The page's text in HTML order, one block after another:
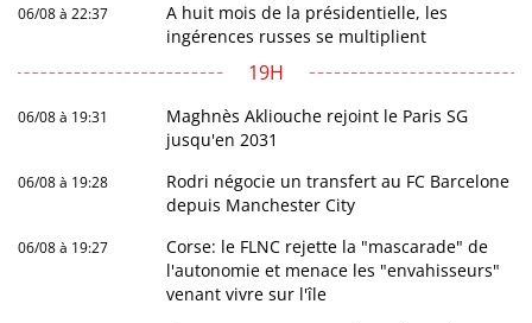
06/08 à 22:37
A huit mois de la présidentielle, les
ingérences russes se multiplient
19H
06/08 à 19:31
Maghnès Akliouche rejoint le Paris SG
jusqu'en 2031
06/08 à 19:28
Rodri négocie un transfert au FC Barcelone
depuis Manchester City
06/08 à 19:27
Corse: le FLNC rejette la "mascarade" de
l'autonomie et menace les "envahisseurs"
venant vivre sur l'île